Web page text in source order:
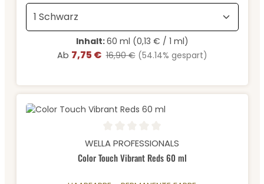
Inhalt:60 ml (0,13 € / 1 ml)
Verkaufspreis:
Ab 7,75 € Regulärer Preis:
16,90 € (54.14% gespart)
Durchschnittliche Bewertung von 0 von 5 Sternen
WELLA PROFESSIONALS
Color Touch Vibrant Reds 60 ml